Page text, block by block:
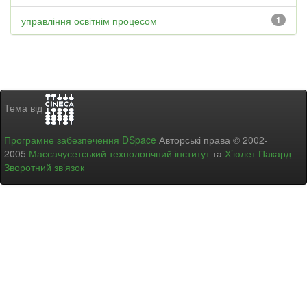
1
управління освітнім процесом
Тема від
Програмне забезпечення DSpace Авторські права © 2002-
2005 Массачусетський технологічний інститут та Х’юлет Пакард -
Зворотний зв’язок